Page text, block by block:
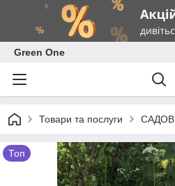
Green One
Товари та послуги
Топ